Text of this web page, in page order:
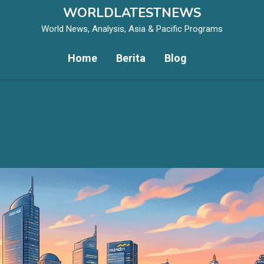
WORLDLATESTNEWS
World News, Analysis, Asia & Pacific Programs
Home Berita Blog